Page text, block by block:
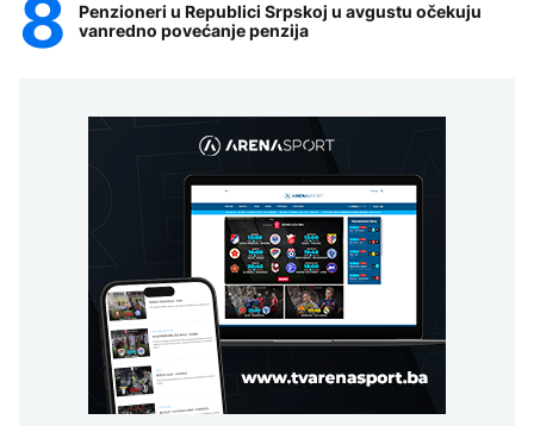
Penzioneri u Republici Srpskoj u avgustu očekuju
vanredno povećanje penzija